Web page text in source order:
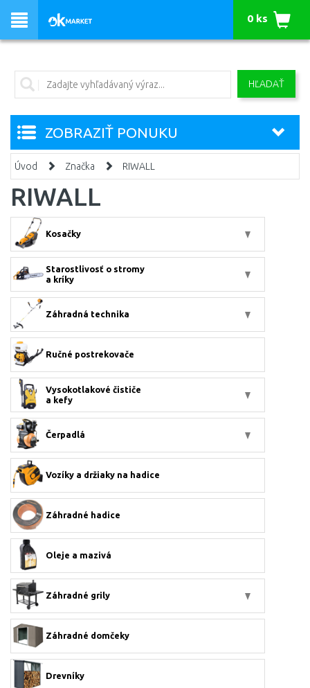
HĽADAŤ
0 ks
ZOBRAZIŤ PONUKU
Úvod Značka RIWALL
RIWALL
Kosačky
Starostlivosť o stromy
a kríky
Záhradná technika
Ručné postrekovače
Vysokotlakové čističe
a kefy
Čerpadlá
Vozíky a držiaky na hadice
Záhradné hadice
Oleje a mazivá
Záhradné grily
Záhradné domčeky
Drevníky